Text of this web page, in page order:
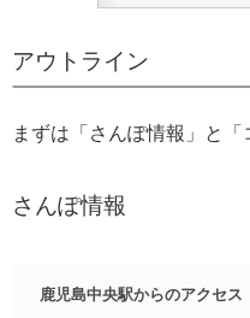
アウトライン
まずは「さんぽ情報」と「
さんぽ情報
鹿児島中央駅からのアクセス